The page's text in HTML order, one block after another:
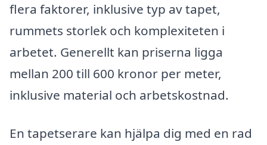
flera faktorer, inklusive typ av tapet,
rummets storlek och komplexiteten i
arbetet. Generellt kan priserna ligga
mellan 200 till 600 kronor per meter,
inklusive material och arbetskostnad.
En tapetserare kan hjälpa dig med en rad